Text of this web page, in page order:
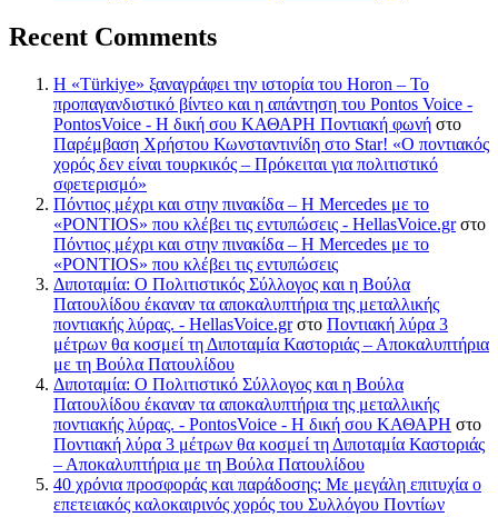
Recent Comments
Η «Türkiye» ξαναγράφει την ιστορία του Horon – Το
προπαγανδιστικό βίντεο και η απάντηση του Pontos Voice -
PontosVoice - H δική σου ΚΑΘΑΡΗ Ποντιακή φωνή στο
Παρέμβαση Χρήστου Κωνσταντινίδη στο Star! «Ο ποντιακός
χορός δεν είναι τουρκικός – Πρόκειται για πολιτιστικό
σφετερισμό»
Πόντιος μέχρι και στην πινακίδα – Η Mercedes με το
«PONTIOS» που κλέβει τις εντυπώσεις - HellasVoice.grστο
Πόντιος μέχρι και στην πινακίδα – Η Mercedes με το
«PONTIOS» που κλέβει τις εντυπώσεις
Διποταμία: Ο Πολιτιστικός Σύλλογος και η Βούλα
Πατουλίδου έκαναν τα αποκαλυπτήρια της μεταλλικής
ποντιακής λύρας. - HellasVoice.grστο Ποντιακή λύρα 3
μέτρων θα κοσμεί τη Διποταμία Καστοριάς – Αποκαλυπτήρια
με τη Βούλα Πατουλίδου
Διποταμία: Ο Πολιτιστικό Σύλλογος και η Βούλα
Πατουλίδου έκαναν τα αποκαλυπτήρια της μεταλλικής
ποντιακής λύρας. - PontosVoice - H δική σου ΚΑΘΑΡΗ στο
Ποντιακή λύρα 3 μέτρων θα κοσμεί τη Διποταμία Καστοριάς
– Αποκαλυπτήρια με τη Βούλα Πατουλίδου
40 χρόνια προσφοράς και παράδοσης: Με μεγάλη επιτυχία ο
επετειακός καλοκαιρινός χορός του Συλλόγου Ποντίων